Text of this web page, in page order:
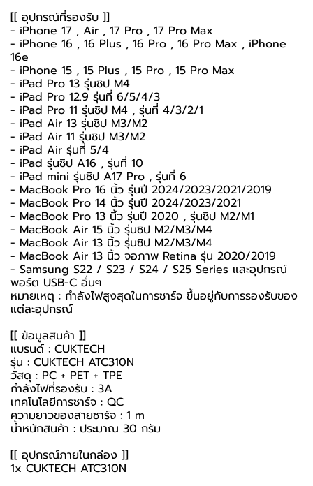
[[ อุปกรณ์ที่รองรับ ]]
- iPhone 17 , Air , 17 Pro , 17 Pro Max
- iPhone 16 , 16 Plus , 16 Pro , 16 Pro Max , iPhone
16e
- iPhone 15 , 15 Plus , 15 Pro , 15 Pro Max
- iPad Pro 13 รุ่นชิป M4
- iPad Pro 12.9 รุ่นที่ 6/5/4/3
- iPad Pro 11 รุ่นชิป M4 , รุ่นที่ 4/3/2/1
- iPad Air 13 รุ่นชิป M3/M2
- iPad Air 11 รุ่นชิป M3/M2
- iPad Air รุ่นที่ 5/4
- iPad รุ่นชิป A16 , รุ่นที่ 10
- iPad mini รุ่นชิป A17 Pro , รุ่นที่ 6
- MacBook Pro 16 นิ้ว รุ่นปี 2024/2023/2021/2019
- MacBook Pro 14 นิ้ว รุ่นปี 2024/2023/2021
- MacBook Pro 13 นิ้ว รุ่นปี 2020 , รุ่นชิป M2/M1
- MacBook Air 15 นิ้ว รุ่นชิป M2/M3/M4
- MacBook Air 13 นิ้ว รุ่นชิป M2/M3/M4
- MacBook Air 13 นิ้ว จอภาพ Retina รุ่น 2020/2019
- Samsung S22 / S23 / S24 / S25 Series และอุปกรณ์
พอร์ต USB-C อื่นๆ
หมายเหตุ : กำลังไฟสูงสุดในการชาร์จ ขึ้นอยู่กับการรองรับของ
แต่ละอุปกรณ์
[[ ข้อมูลสินค้า ]]
แบรนด์ : CUKTECH
รุ่น : CUKTECH ATC310N
วัสดุ : PC + PET + TPE
กำลังไฟที่รองรับ : 3A
เทคโนโลยีการชาร์จ : QC
ความยาวของสายชาร์จ : 1 m
น้ำหนักสินค้า : ประมาณ 30 กรัม
[[ อุปกรณ์ภายในกล่อง ]]
1x CUKTECH ATC310N